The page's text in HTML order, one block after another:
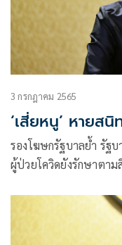
3 กรกฎาคม 2565
‘เสี่ยหนู’ หายส
รองโฆษกรัฐบาลย้ำ รัฐบาลจะไม่ทอดทิ้งประชาชนอย่างแน่นอน
ผู้ป่วยโควิดยังรักษาตา